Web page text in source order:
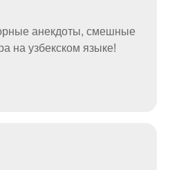
анекдоты, смешные
на узбекском языке!